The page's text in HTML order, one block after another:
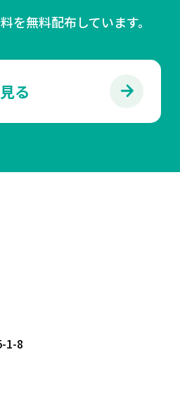
を無料配布しています。
る
1-8